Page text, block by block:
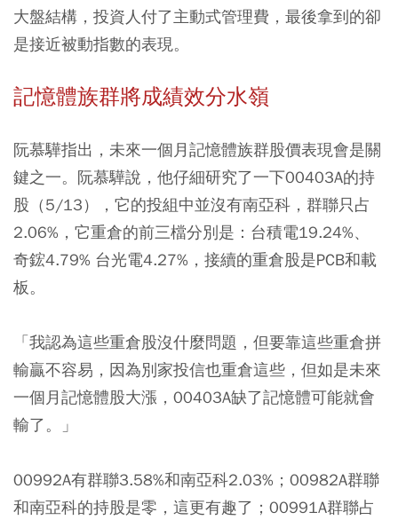
大盤結構，投資人付了主動式管理費，最後拿到的卻
是接近被動指數的表現。
記憶體族群將成績效分水嶺
阮慕驊指出，未來一個月記憶體族群股價表現會是關
鍵之一。阮慕驊說，他仔細研究了一下00403A的持
股（5/13），它的投組中並沒有南亞科，群聯只占
2.06%，它重倉的前三檔分別是：台積電19.24%、
奇鋐4.79% 台光電4.27%，接續的重倉股是PCB和載
板。
「我認為這些重倉股沒什麼問題，但要靠這些重倉拼
輸贏不容易，因為別家投信也重倉這些，但如是未來
一個月記憶體股大漲，00403A缺了記憶體可能就會
輸了。」
00992A有群聯3.58%和南亞科2.03%；00982A群聯
和南亞科的持股是零，這更有趣了；00991A群聯占